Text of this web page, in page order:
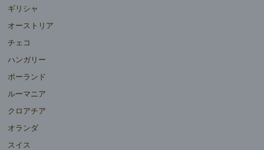
ギリシャ
オーストリア
チェコ
ハンガリー
ポーランド
ルーマニア
クロアチア
オランダ
スイス